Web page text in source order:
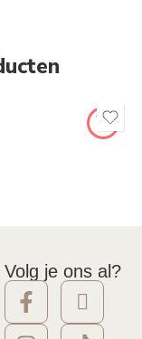
Volg je ons al?